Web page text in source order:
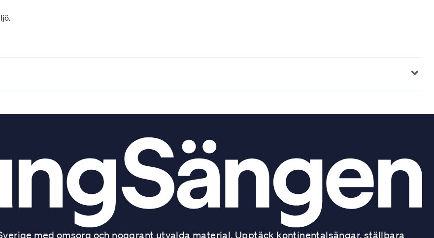
med omsorg och noggrant utvalda material. Upptäck kontinentalsängar, ställbara